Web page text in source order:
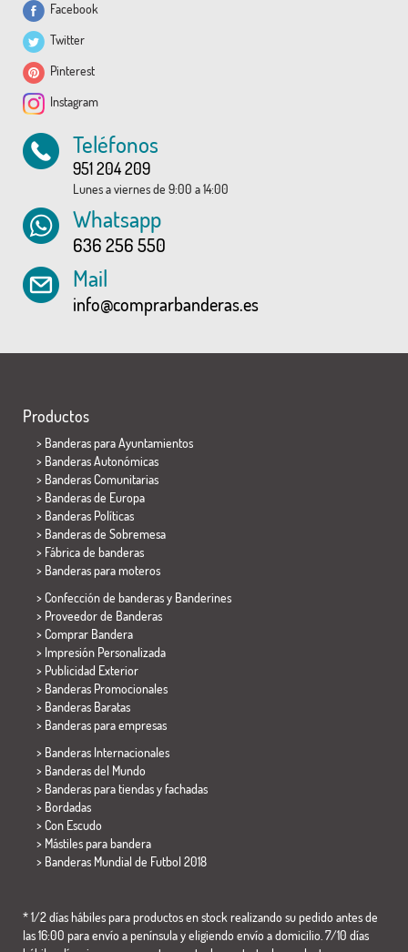
Facebook
Twitter
Pinterest
Instagram
Teléfonos
951 204 209
Lunes a viernes de 9:00 a 14:00
Whatsapp
636 256 550
Mail
info@comprarbanderas.es
Productos
> Banderas para Ayuntamientos
> Banderas Autonómicas
> Banderas Comunitarias
> Banderas de Europa
> Banderas Políticas
> Banderas de Sobremesa
> Fábrica de banderas
> Banderas para moteros
> Confección de banderas y Banderines
> Proveedor de Banderas
> Comprar Bandera
> Impresión Personalizada
> Publicidad Exterior
> Banderas Promocionales
> Banderas Baratas
> Banderas para empresas
> Banderas Internacionales
> Banderas del Mundo
> Banderas para tiendas y fachadas
> Bordadas
> Con Escudo
> Mástiles para bandera
> Banderas Mundial de Futbol 2018
* 1/2 días hábiles para productos en stock realizando su pedido antes de
las 16:00 para envío a península y eligiendo envío a domicilio. 7/10 días